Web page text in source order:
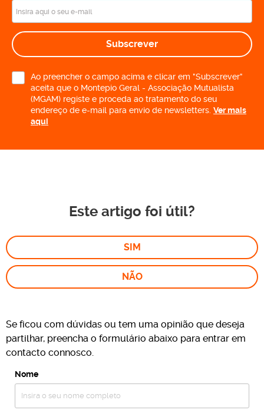
Subscrever
Ao preencher o campo acima e clicar em "Subscrever"
aceita que o Montepio Geral - Associação Mutualista
(MGAM) registe e proceda ao tratamento do seu
endereço de e-mail para envio de newsletters. Ver mais
aqui
Este artigo foi útil?
SIM
NÃO
Se ficou com dúvidas ou tem uma opinião que deseja
partilhar, preencha o formulário abaixo para entrar em
contacto connosco.
Nome